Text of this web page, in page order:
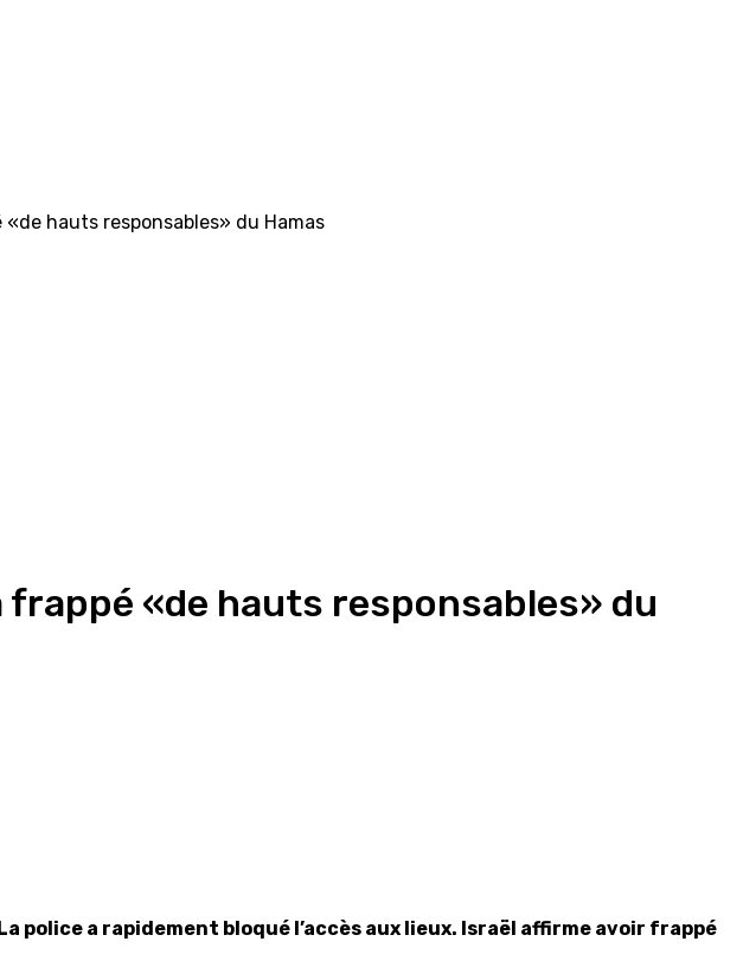
hauts responsables» du Hamas
frappé «de hauts responsables» du
police a rapidement bloqué l’accès aux lieux. Israël affirme avoir frappé